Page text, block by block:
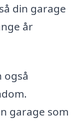
din garage
år
også
garage som